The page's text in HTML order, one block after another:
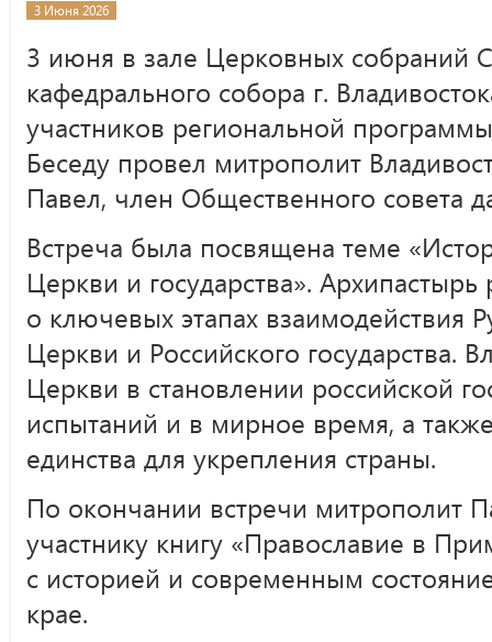
3 Июня 2026
3 июня в зале Церковных собраний
кафедрального собора г.
участников региональной
Беседу провел митрополит
Павел, член Общественного совета
Встреча была посвящена теме
Церкви и государства».
о ключевых этапах взаимодействия
Церкви и Российского государства.
Церкви в становлении российской
испытаний и в мирное время, а
единства для укрепления страны.
По окончании встречи митрополит
участнику книгу «Православие в
с историей и современным
крае.